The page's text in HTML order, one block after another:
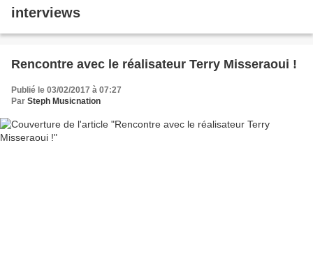
interviews
Rencontre avec le réalisateur Terry Misseraoui !
Publié le 03/02/2017 à 07:27
Par Steph Musicnation